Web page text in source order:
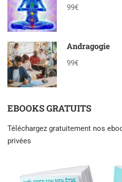
99€
Andragogie
99€
EBOOKS GRATUITS
Téléchargez gratuitement nos
privées